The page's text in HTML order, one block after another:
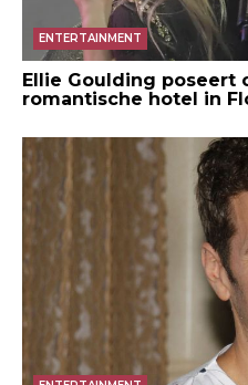
ENTERTAINMENT
Ellie Goulding poseert
romantische hotel in